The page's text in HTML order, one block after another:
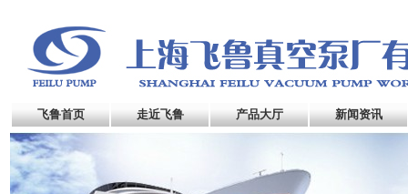
飞鲁首页 走近飞鲁 产品大厅 新闻资讯